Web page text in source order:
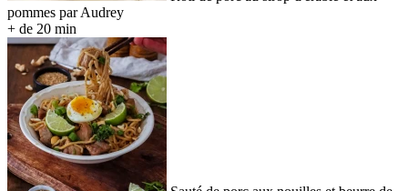
pommes par Audrey
+ de 20 min